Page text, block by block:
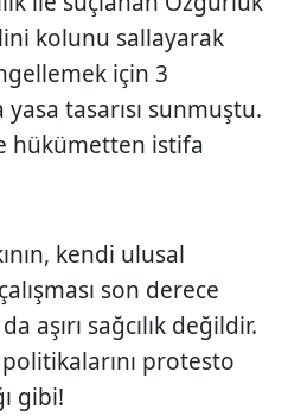
kolunu sallayarak
için 3
tasarısı sunmuştu.
hükümetten istifa
kendi ulusal
son derece
aşırı sağcılık değildir.
politikalarını protesto
gibi!